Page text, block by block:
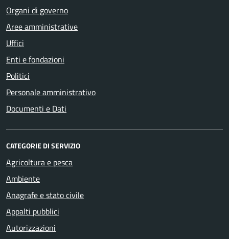
Organi di governo
Aree amministrative
Uffici
Enti e fondazioni
Politici
Personale amministrativo
Documenti e Dati
CATEGORIE DI SERVIZIO
Agricoltura e pesca
Ambiente
Anagrafe e stato civile
Appalti pubblici
Autorizzazioni